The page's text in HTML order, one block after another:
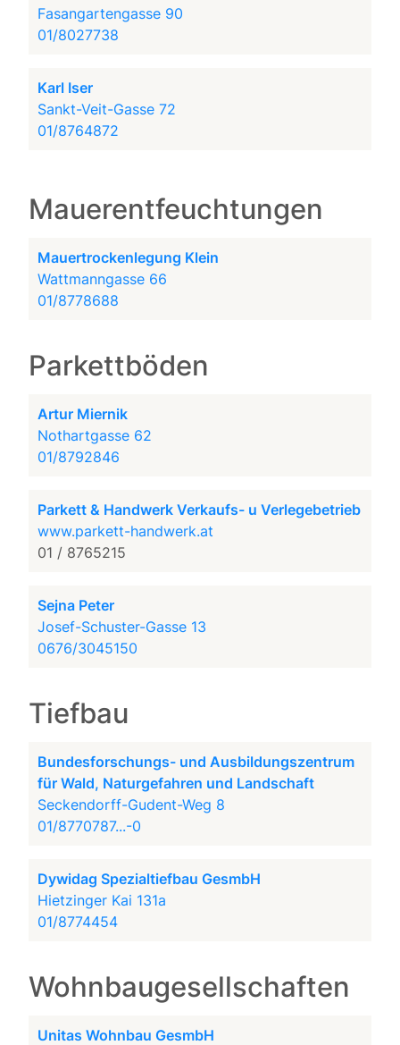
Fasangartengasse 90
01/8027738
Karl Iser
Sankt-Veit-Gasse 72
01/8764872
Mauerentfeuchtungen
Mauertrockenlegung Klein
Wattmanngasse 66
01/8778688
Parkettböden
Artur Miernik
Nothartgasse 62
01/8792846
Parkett & Handwerk Verkaufs- u Verlegebetrieb
www.parkett-handwerk.at
01 / 8765215
Sejna Peter
Josef-Schuster-Gasse 13
0676/3045150
Tiefbau
Bundesforschungs- und Ausbildungszentrum
für Wald, Naturgefahren und Landschaft
Seckendorff-Gudent-Weg 8
01/8770787...-0
Dywidag Spezialtiefbau GesmbH
Hietzinger Kai 131a
01/8774454
Wohnbaugesellschaften
Unitas Wohnbau GesmbH